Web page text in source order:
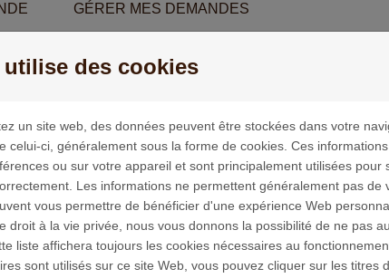
GÉRER MES DEMANDES
souhaitez déposer un dossier auprès de la Fondation
avant de commencer la présentation de votre projet :
site a pour objectif d'optimiser le processus de sélection
de formulaires pré-formatés ;
pouvez enregistrer votre projet et décider de le
attentivement votre projet avant de le soumettre, car
projet sera traité dans les plus brefs délais
utilise des cookies
un site web, des données peuvent être stockées dans votre
celui-ci, généralement sous la forme de cookies. Ces
ou sur votre appareil et sont principalement utilisées pour
Les informations ne permettent généralement pas de
vous permettre de bénéficier d'une expérience Web
droit à la vie privée, nous vous donnons la possibilité de ne pas
liste affichera toujours les cookies nécessaires au
sont utilisés sur ce site Web, vous pouvez cliquer sur les titres